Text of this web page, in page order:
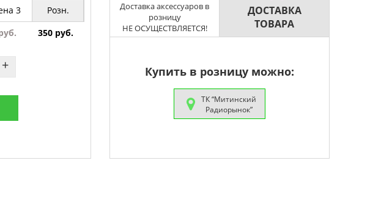
3
Розн.
350 руб.
+
Доставка аксессуаров в
розницу
НЕ ОСУЩЕСТВЛЯЕТСЯ!
ДОСТАВКА
ТОВАРА
Купить в розницу можно:
ТК “Митинский
Радиорынок”